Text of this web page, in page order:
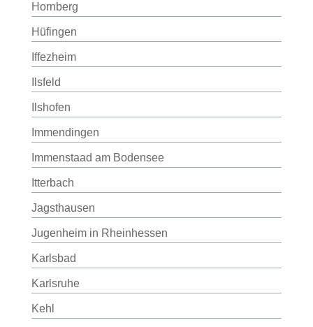
Hornberg
Hüfingen
Iffezheim
Ilsfeld
Ilshofen
Immendingen
Immenstaad am Bodensee
Itterbach
Jagsthausen
Jugenheim in Rheinhessen
Karlsbad
Karlsruhe
Kehl